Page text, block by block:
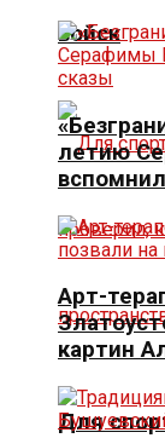
войск
Для
летию
Арт-
картин